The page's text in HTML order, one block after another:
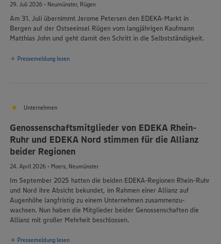
29. Juli 2026 • Neumünster, Rügen
Am 31. Juli übernimmt Jerome Petersen den EDEKA-Markt in
Bergen auf der Ostseeinsel Rügen vom langjährigen Kaufmann
Matthias John und geht damit den Schritt in die Selbstständigkeit.
Pressemeldung lesen
Unternehmen
Genossenschaftsmitglieder von EDEKA Rhein-
Ruhr und EDEKA Nord stimmen für die Allianz
beider Regionen
24. April 2026 • Moers, Neumünster
Im September 2025 hatten die beiden EDEKA-Regionen Rhein-Ruhr
und Nord ihre Absicht bekundet, im Rahmen einer Allianz auf
Augenhöhe langfristig zu einem Unternehmen zusammenzu-
wachsen. Nun haben die Mitglieder beider Genossenschaften die
Allianz mit großer Mehrheit beschlossen.
Pressemeldung lesen